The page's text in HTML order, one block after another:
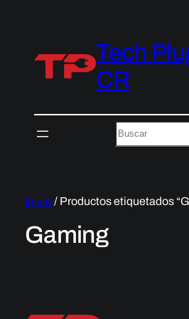
Tech
CR
Buscar
Inicio/ Productos etiquetados
Gaming